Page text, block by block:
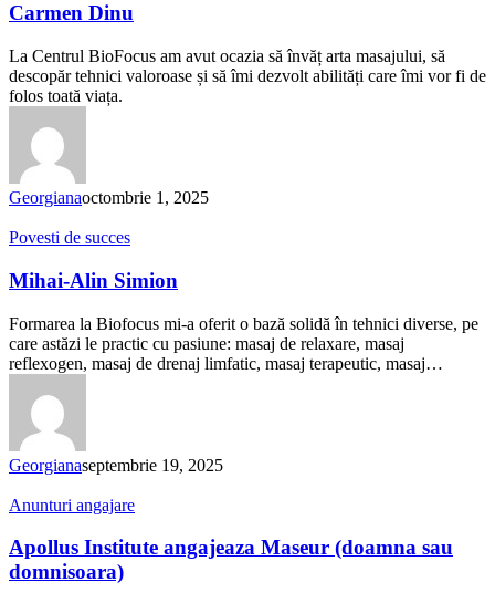
Carmen Dinu
La Centrul BioFocus am avut ocazia să învăț arta masajului, să
descopăr tehnici valoroase și să îmi dezvolt abilități care îmi vor fi de
folos toată viața.
Georgianaoctombrie 1, 2025
Mihai-
Simion
Povesti de succes
Mihai-Alin Simion
Formarea la Biofocus mi-a oferit o bază solidă în tehnici diverse, pe
care astăzi le practic cu pasiune: masaj de relaxare, masaj
reflexogen, masaj de drenaj limfatic, masaj terapeutic, masaj…
Georgianaseptembrie 19, 2025
Apollus
angajeaza
Maseur
(doamna
Anunturi angajare
Apollus Institute angajeaza Maseur (doamna sau
domnisoara)